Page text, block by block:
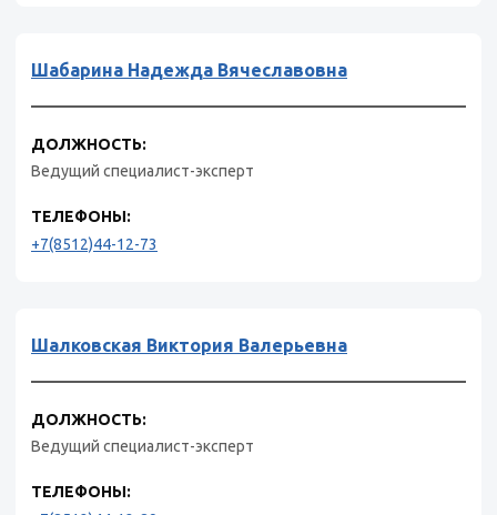
Шабарина Надежда Вячеславовна
ДОЛЖНОСТЬ:
Ведущий специалист-эксперт
ТЕЛЕФОНЫ:
+7(8512)44-12-73
Шалковская Виктория Валерьевна
ДОЛЖНОСТЬ:
Ведущий специалист-эксперт
ТЕЛЕФОНЫ: